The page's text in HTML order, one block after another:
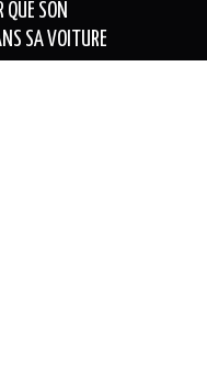
QUE SON
SA VOITURE